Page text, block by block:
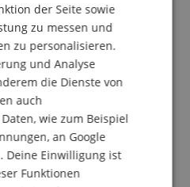
0
0
0
hat wie folgt
die in unserem
sind und das Produkt
haben, können im
für den Artikel
ITALIAN
SPANISH
der Seite sowie
zu messen und
zu personalisieren.
und Analyse
die Dienste von
auch
wie zum Beispiel
an Google
Deine Einwilligung ist
Funktionen